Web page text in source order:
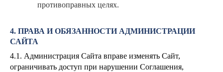
противоправных целях.
4. ПРАВА И ОБЯЗАННОСТИ АДМИНИСТРАЦИИ
САЙТА
4.1. Администрация Сайта вправе изменять Сайт,
ограничивать доступ при нарушении Соглашения,